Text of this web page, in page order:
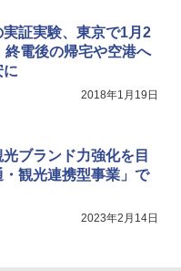
とサッとテント キューブワ
設置 ポップアップテント P
ルベージュ
超強力クマ対策スプレー 30
安全ロック搭載 携帯収納袋
シシ対策 自治体・教育機
・キャンプ・アウトドア・
存可能 緊急時用 日本国内発
証実験、東京で1月2
終電後の帰宅や空港へ
に
2018年1月19日
ブランド力強化を目
観光連携型事業」で
2023年2月14日